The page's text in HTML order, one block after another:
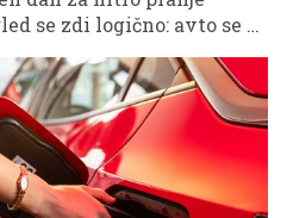
se zdi logično: avto se bo
na žgočem soncu
ki jo lahko naredite